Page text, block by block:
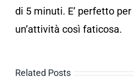
di 5 minuti. E’ perfetto
un’attività così faticosa.
Related Posts